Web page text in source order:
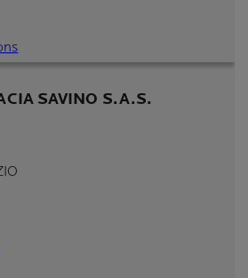
SAVINO S.A.S.